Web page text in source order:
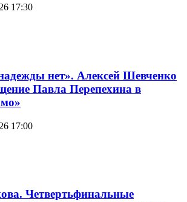
17:30
нет». Алексей Шевченко
Павла Перепехина в
17:00
Четвертьфинальные